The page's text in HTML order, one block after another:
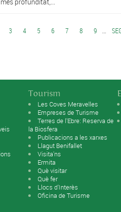
profunditat,...
3 4 5 6 7 8 9 …
Tourism
Les Coves Meravelles
Empreses de Turisme
Terres de l'Ebre: Reserva de
la Biosfera
Publicacions a les xarxes
Llagut Benifallet
Visita'ns
Ermita
Què visitar
Què fer
Llocs d'Interès
Oficina de Turisme